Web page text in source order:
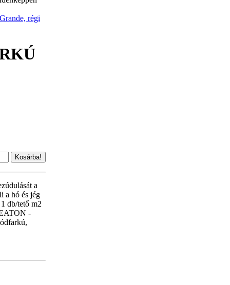
régi
a
a hó és jég
db/tető m2
-